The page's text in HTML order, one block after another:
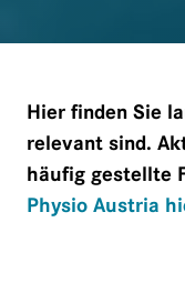
Hier finden Sie
relevant sind.
häufig gestellte
Physio Austria